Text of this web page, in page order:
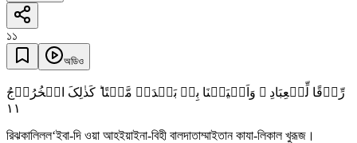
১১
অডিও
رِّزۡقًا لِّلۡعِبَادِ ۙ وَاَحۡیَیۡنَا بِہٖ بَلۡدَۃً مَّیۡتًا ؕ کَذٰلِکَ الۡخُرُوۡجُ
١١
রিঝকালিলল‘ইবা-দি ওয়া আহইয়াইনা-বিহী বালদাতাম্মাইতান কাযা-লিকাল খুরূজ।